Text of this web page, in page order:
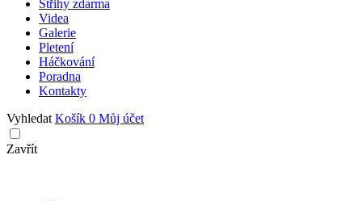
Střihy zdarma
Videa
Galerie
Pletení
Háčkování
Poradna
Kontakty
Vyhledat Košík 0 Můj účet
Zavřít